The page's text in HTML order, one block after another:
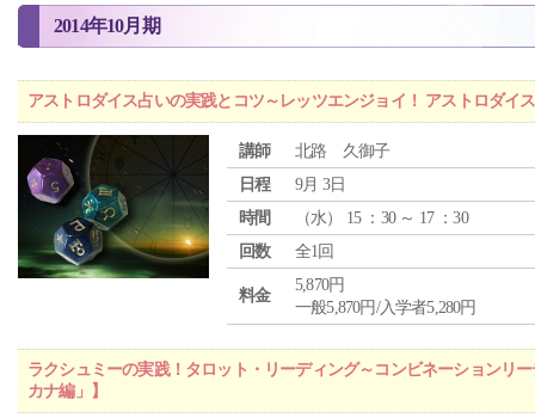
2014年10月期
アストロダイス占いの実践とコツ～レッツエンジョイ！ アストロダイ
講師
北路 久御子
日程
9月 3日
時間
（水） 15 ：30 ～ 17 ：30
回数
全1回
料金
5,870円
一般5,870円/入学者5,280円
ラクシュミーの実践！タロット・リーディング～コンビネーションリ
カナ編」】